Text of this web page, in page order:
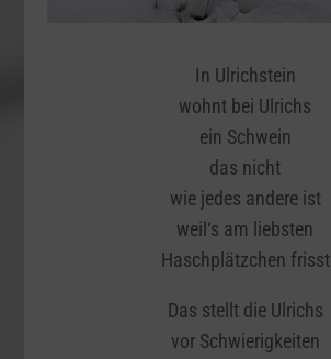
In Ulrichstein
wohnt bei Ulrichs
ein Schwein
das nicht
wie jedes andere ist
weil‘s am liebsten
Haschplätzchen frisst
Das stellt die Ulrichs
vor Schwierigkeiten